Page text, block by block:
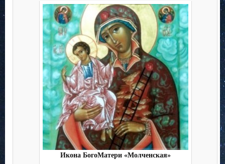
Икона БогоМатери «Молченская»